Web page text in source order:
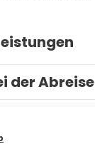
der Abreise